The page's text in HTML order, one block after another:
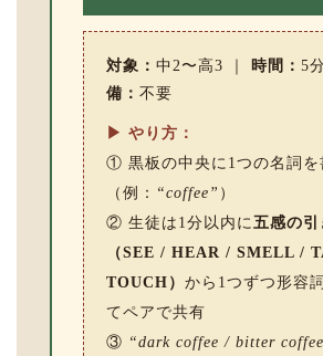
対象： 中2〜高3 ｜ 時間： 5
備： 不要
▶ やり方：
① 黒板の中央に1つの名詞を
（例： “coffee” ）
② 生徒は1分以内に五感の引
（SEE / HEAR / SMELL /
TOUCH） から1つずつ形容
てペアで共有
③ “dark coffee / bitter